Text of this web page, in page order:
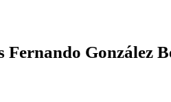
Fernando González